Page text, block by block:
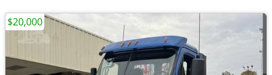
$20,000